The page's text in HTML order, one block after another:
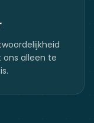
alleen te